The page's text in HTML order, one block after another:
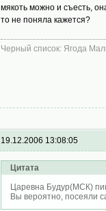
мякоть можно и съесть,
то не поняла кажется?
Черный список: Ягода
19.12.2006 13:08:05
Цитата
Царевна Будур(МСК)
Вы вероятно, посеяли